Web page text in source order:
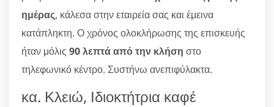
ημέρας, κάλεσα στην εταιρεία σας και έμεινα
κατάπληκτη. Ο χρόνος ολοκλήρωσης της επισκευής
ήταν μόλις 90 λεπτά από την κλήση στο
τηλεφωνικό κέντρο. Συστήνω ανεπιφύλακτα.
κα. Κλειώ, Ιδιοκτήτρια καφέ